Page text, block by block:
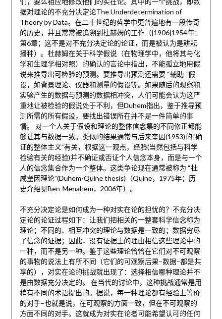
据对理论的不充分决定论The Underdetermination of
Theory by Data。在二十世纪的哲学中更普遍地有一段传奇
的历史，并且常常被追溯到杜赫姆的工作（[1906]1954年：
第6章；这不是对不充分决定论的论证，而是被认为是耕耘
播种）。杜赫姆在关于科学假说（在物理学中，他将其与化
学和生理学相对照）的确认的言论中指出，不能孤立地用假
说来推导出可检验的预测。要推导出预测还需要 “辅助 “假
设，如背景理论、仪器和测量的假设等。如果随后的观察和
实验产生的数据与预测的数据相冲突，人们可能会认为这严
重地让被检验的假说处于不利，但Duhem指出，鉴于推导预
测所需的所有假设，要找出错误所在并不是一件简单的事
情。 对一个人关于假设和理论的整体信念集的不同修正都能
够让其与数据一致。类似的结果通常与后来奎因(1953)的“确
证的整体主义”有关，根据这一观点，经验(当然包括与科学
检验有关的经验)并不确证或否证个人信念本身，而是与一个
人的信念集合作为一个整体。这类争论现在通常被称为 “杜
咸奎因理论”(Duhem-Quine thesis)（Quine，1975年；历
史介绍见Ben-Menahem，2006年）。
不充分决定论是如何成为一种对实在论的担忧的？不充分决
定论的论证过程如下：让我们把相关的一整套科学信念称为
理论；不同的、相互冲突的理论与数据是一致的；数据穷尽
了信念的证据；因此，没有证据上的理由相信这些理论中的
一种，而不是另一种。鉴于这些理论恰恰在它们对不可观察
的事物的说法上有所不同（它们的可观察后果–数据–都是共
享的），对实在论的挑战就出现了：选择相信哪种理论并不
是由数据充分决定的。 在当代的讨论中，这种挑战通常是用
稍有不同的术语提出的。据说，每一种理论都有经验上等价
的对手–也就是说，在可观察的方面一致，但在不可观察的
方面不同的对手。这就成为对实在论者可能希望认可的任何